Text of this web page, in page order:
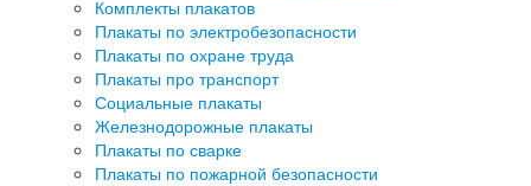
Комплекты плакатов
Плакаты по электробезопасности
Плакаты по охране труда
Плакаты про транспорт
Социальные плакаты
Железнодорожные плакаты
Плакаты по сварке
Плакаты по пожарной безопасности